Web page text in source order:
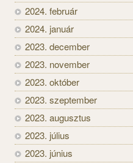
2024. február
2024. január
2023. december
2023. november
2023. október
2023. szeptember
2023. augusztus
2023. július
2023. június